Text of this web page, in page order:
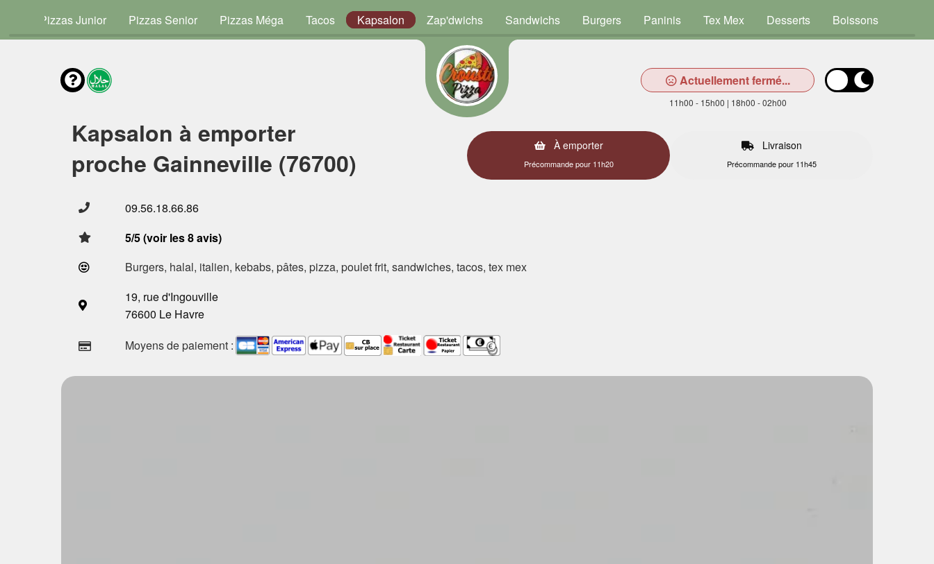
Pizzas Junior Pizzas Senior Pizzas Méga Tacos Kapsalon Zap'dwichs Sandwichs Burgers Paninis Tex Mex Desserts Boissons
Actuellement fermé...
11h00 - 15h00 | 18h00 - 02h00
Kapsalon à emporter
proche Gainneville (76700)
À emporter
Précommande pour 11h20
Livraison
Précommande pour 11h45
09.56.18.66.86
5/5 (voir les 8 avis)
Burgers, halal, italien, kebabs, pâtes, pizza, poulet frit, sandwiches, tacos, tex mex
19, rue d'Ingouville
76600 Le Havre
Moyens de paiement :